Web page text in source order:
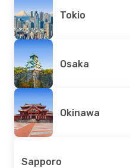
Tokio
Osaka
Okinawa
Sapporo